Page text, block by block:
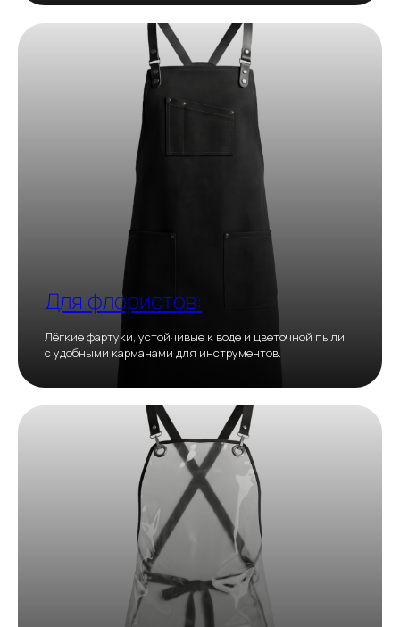
Для флористов:
Лёгкие фартуки, устойчивые к воде и цветочной пыли,
с удобными карманами для инструментов.